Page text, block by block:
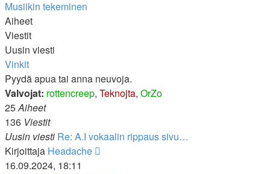
Musiikin tekeminen
Aiheet
Viestit
Uusin viesti
Vinkit
Pyydä apua tai anna neuvoja.
Valvojat: rottencreep, Teknojta, OrZo
25Aiheet
136 Viestit
Uusin viesti Re: A.I vokaalin rippaus sivu…
Kirjoittaja Headache
16.09.2024, 18:11